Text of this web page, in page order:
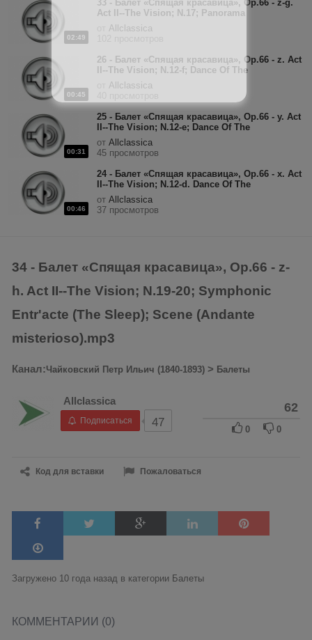
02:49
33 - Балет «Спящая красавица», Op.66 - z-g.
Act II--The Vision; N.17; Panorama
(Andantino).mp3
Allclassica
00:45
26 - Балет «Спящая красавица», Op.66 - z. Act
II--The Vision; N.12-f; Dance Of The
Marchionesses (Allegro non troppo).mp3
Allclassica
00:31
25 - Балет «Спящая красавица», Op.66 - y. Act
II--The Vision; N.12-e; Dance Of The
Countesses (Allegro non troppo).mp3
от Allclassica
45 просмотров
00:46
24 - Балет «Спящая красавица», Op.66 - x. Act
II--The Vision; N.12-d. Dance Of The
Baronesses (Gavotte).mp3
от Allclassica
37 просмотров
34 - Балет «Спящая красавица», Op.66 - z-
h. Act II--The Vision; N.19-20; Symphonic
Entr'acte (The Sleep); Scene (Andante
misterioso).mp3
Канал:Чайковский Петр Ильич (1840-1893) > Балеты
Allclassica
Подписаться 47
62
0 0
Код для вставки Пожаловаться
Загружено 10 года назад в категории Балеты
КОММЕНТАРИИ (0)